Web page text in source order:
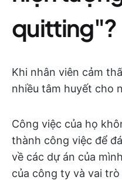
quitting"?
Khi nhân viên cảm
nhiều tâm huyết cho
Công việc của họ
thành công việc để
về các dự án của
của công ty và vai